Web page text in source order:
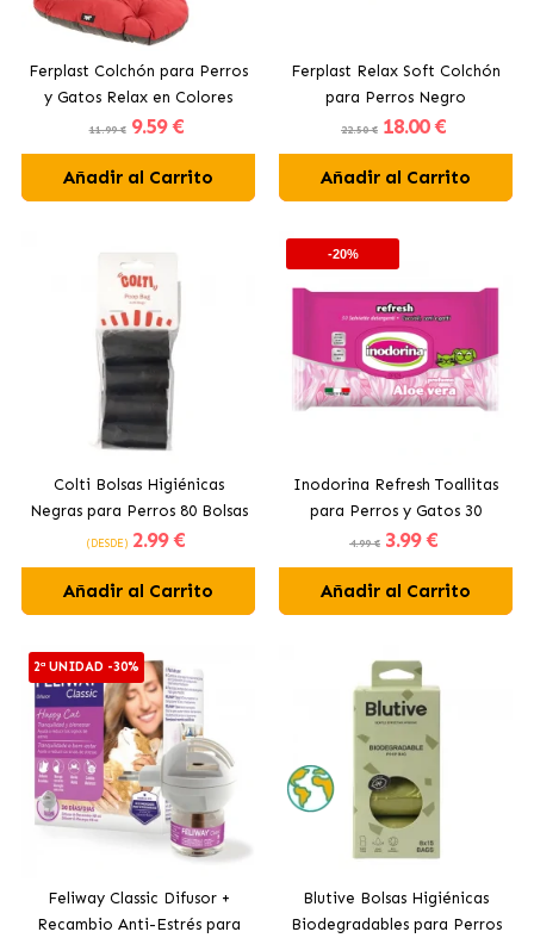
Ferplast Colchón para Perros
y Gatos Relax en Colores
Surtidos
11.99 € 9.59 €
Añadir al Carrito
Ferplast Relax Soft Colchón
para Perros Negro
22.50 € 18.00 €
Añadir al Carrito
Colti Bolsas Higiénicas
Negras para Perros 80 Bolsas
(Pack 4x20ud)
(DESDE) 2.99 €
Añadir al Carrito
-20%
Inodorina Refresh Toallitas
para Perros y Gatos 30
Unidades
4.99 € 3.99 €
Añadir al Carrito
2ª UNIDAD -30%
Feliway Classic Difusor +
Recambio Anti-Estrés para
Blutive Bolsas Higiénicas
Biodegradables para Perros